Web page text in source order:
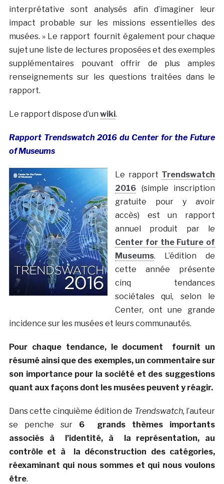
interprétative sont analysés afin d’imaginer leur
impact probable sur les missions essentielles des
musées. » Le rapport fournit également pour chaque
sujet une liste de lectures proposées et des exemples
supplémentaires pouvant offrir de plus amples
renseignements sur les questions traitées dans le
rapport.
Le rapport dispose d’un wiki.
Rapport Trendswatch 2016 du Center for the Future
of Museums
Le rapport Trendswatch
2016(simple inscription
gratuite pour y avoir
accès) est un rapport
annuel produit par le
Center for the Future of
Museums. L’édition de
cette année présente
cinq tendances
sociétales qui, selon le
Center, ont une grande
incidence sur les musées et leurs communautés.
Pour chaque tendance, le document fournit un
résumé ainsi que des exemples, un commentaire sur
son importance pour la société et des suggestions
quant aux façons dont les musées peuvent y réagir.
Dans cette cinquième édition de Trendswatch,l’auteur
se penche sur 6 grands thèmes importants
associés à l’identité, à la représentation, au
contrôle et à la déconstruction des catégories,
réexaminant qui nous sommes et qui nous voulons
être.